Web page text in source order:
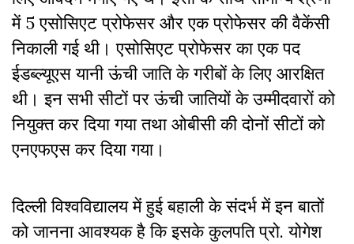
में 5 एसोसिएट प्रोफेसर और एक प्रोफेसर की वैकेंसी
निकाली गई थी। एसोसिएट प्रोफेसर का एक पद
ईडब्ल्यूएस यानी ऊंची जाति के गरीबों के लिए आरक्षित
थी। इन सभी सीटों पर ऊंची जातियों के उम्मीदवारों को
नियुक्त कर दिया गया तथा ओबीसी की दोनों सीटों को
एनएफएस कर दिया गया।
दिल्ली विश्वविद्यालय में हुई बहाली के संदर्भ में इन बातों
को जानना आवश्यक है कि इसके कुलपति प्रो. योगेश